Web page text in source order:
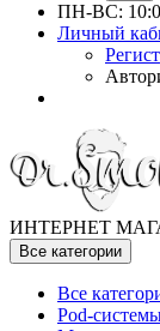
ПН-ВС:
Личный
ИНТЕРНЕТ
Все категории
Все
Pod-